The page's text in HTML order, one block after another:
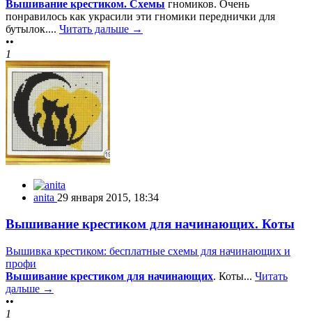
Вышивание крестиком. Схемы гномиков. Очень
понравилось как украсили эти гномики переднички для
бутылок.... Читать дальше →
••
1
anita 29 января 2015, 18:34
Вышивание крестиком для начинающих. Коты
Вышивка крестиком: бесплатные схемы для начинающих и
профи
Вышивание крестиком для начинающих. Коты... Читать
дальше →
••
1